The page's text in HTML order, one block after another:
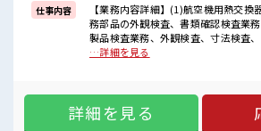
■職場の雰囲気
20代の若い世代がたくさん活躍中の活気ある職
休憩室で楽しくランチ♪
ロッカー付き職場♪
仕事内容
【業務内容詳細】(1)航空機用熱交換
務部品の外観検査、書類確認検査業
製品検査業務、外観検査、寸法検査
および書類整理(4)計測機器の校正業
ちょっとだけ…という方もOK！ ≪適
残業は月20時間未満で、 ほどよく稼
服アリ≫ 制服があるので、 毎日の服
…詳細を見る
詳細を見る